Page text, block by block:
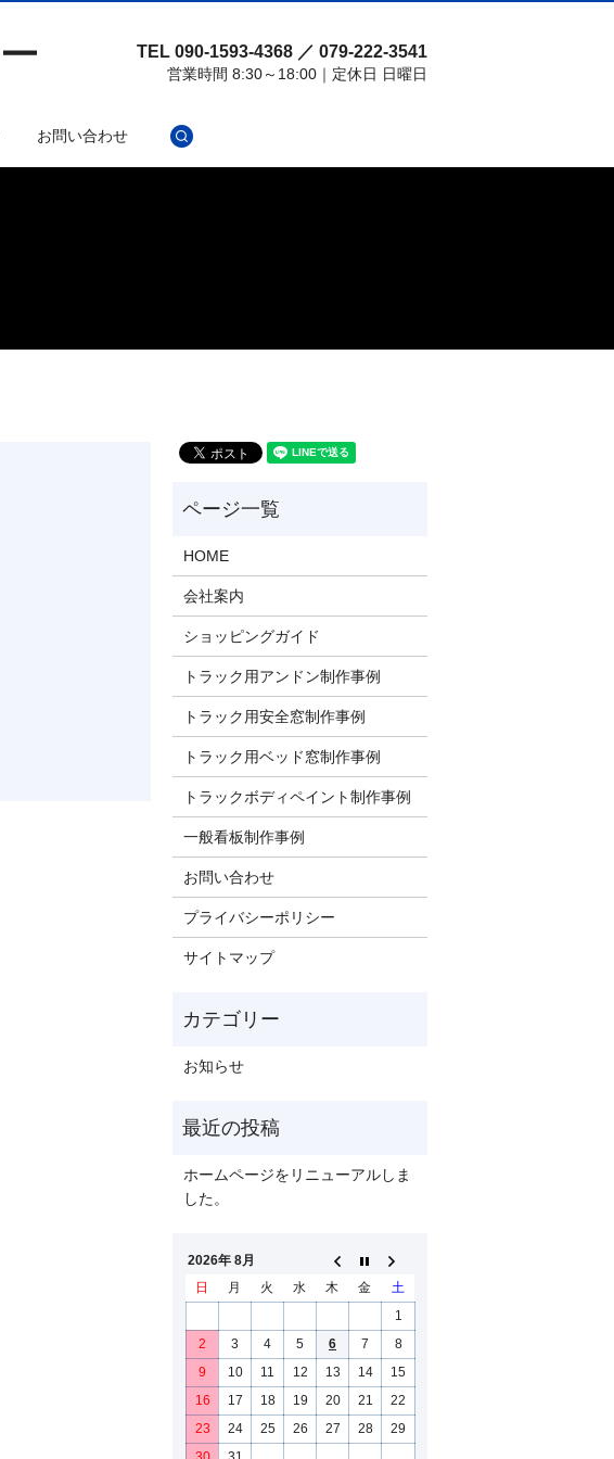
TEL 090-1593-4368 ／ 079-222-3541
営業時間 8:30～18:00｜定休日 日曜日
お問い合わせ
HOME
会社案内
ショッピングガイド
トラック用アンドン制作事例
トラック用安全窓制作事例
トラック用ベッド窓制作事例
トラックボディペイント制作事例
一般看板制作事例
お問い合わせ
プライバシーポリシー
サイトマップ
お知らせ
ホームページをリニューアルしま
した。
2026年 8月
日
月 火 水 木 金
土
1
2
3 4 5 6 7
8
9
10 11 12 13 14
15
16
17 18 19 20 21
22
23
24 25 26 27 28
29